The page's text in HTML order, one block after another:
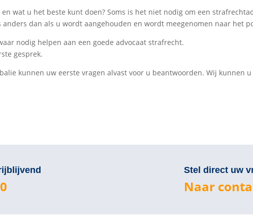
wat u het beste kunt doen? Soms is het niet nodig om een
dan als u wordt aangehouden en wordt meegenomen naar het
nodig helpen aan een goede advocaat strafrecht.
gesprek.
kunnen uw eerste vragen alvast voor u beantwoorden. Wij kunnen
Stel direct uw
Naar